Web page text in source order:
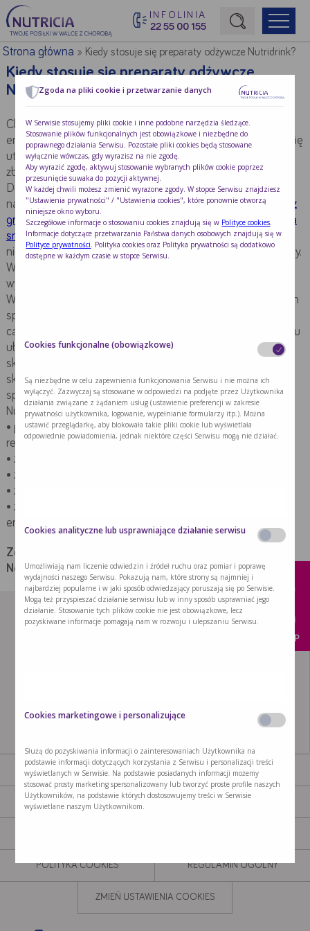
INFOLINIA
22 55 00 155
Początek treści głównej
Strona główna » Kiedy stosuje się preparaty odżywcze Nutridrink?
Kiedy stosuje się preparaty odżywcze
Nutridrink?
Choroba, uraz lub operacja zwiększają zapotrzebowanie
energetyczne, a jednocześnie często u pacjentów pojawia się
utrata apetytu lub inny powód, którego konsekwencją jest
zbyt niskie w stosunku do potrzeb spożycie pokarmu.
Do problemów z jedzeniem spowodowanych chorobą
należą: zmniejszony apetyt, niechęć do jedzenia,problemy z
gryzieniem, problemy z połykaniem,zaburzenia odczuwania
smakui zapachu, ból przy jedzeniu, suchość w jamie ustnej,
niemożność spożycia posiłku, osłabienie, drżenia, niedowłady.
W rezultacie chory słabnie i gorzej reaguje na leczenie,
wydłuża się czas hospitalizacji i rekonwalescencji.
W takim wypadku preparaty odżywcze Nutridrink są dobrym
sposobem na zwiększenie wartości odżywczej
całodziennego wyżywienia chorego. Płynna forma preparatu
ułatwia spożycie – pacjent nie musi gryźć i przeżuwać, a
skondensowana formuła zapewnia dużą ilość energii i
składników odżywczych w małej, a przez to łatwiejszej do
spożycia, objętości.
Nutridrink należy podawać u pacjentów:
• przed i po zabiegach operacyjnych, oraz w okresie
rekonwalescencji,
• z porażeniem mózgowym,
• zaburzeniami żucia i połykania,
• z brakiem apetytu o różnej etiologii,
• ze zwiększonym zapotrzebowaniem białkowo-
energetycznym.
Zobacz wszystkie pytania i odpowiedzi dotyczące
Neurologii:FAQ Udar,FAQ Alzheimer
AKTUALNOŚCI PRODUKTY
GDZIE KUPIĆ
POLITYKA COOKIES REGULAMIN OGÓLNY
ZMIEŃ USTAWIENIA COOKIES
KUP
Zgoda na pliki cookie i przetwarzanie danych
W Serwisie stosujemy pliki cookie i inne podobne narzędzia śledzące.
Stosowanie plików funkcjonalnych jest obowiązkowe i niezbędne do
poprawnego działania Serwisu. Pozostałe pliki cookies będą stosowane
wyłącznie wówczas, gdy wyrazisz na nie zgodę.
Aby wyrazić zgodę, aktywuj stosowanie wybranych plików cookie poprzez
przesunięcie suwaka do pozycji aktywnej.
W każdej chwili możesz zmienić wyrażone zgody. W stopce Serwisu znajdziesz
"Ustawienia prywatności" / "Ustawienia cookies", które ponownie otworzą
niniejsze okno wyboru.
Szczegółowe informacje o stosowaniu cookies znajdują się w Polityce cookies
Informacje dotyczące przetwarzania Państwa danych osobowych znajdują się w
Polityce prywatności . Polityka cookies oraz Polityka prywatności są dodatkowo
dostępne w każdym czasie w stopce Serwisu.
Cookies funkcjonalne (obowiązkowe)
Są niezbędne w celu zapewnienia funkcjonowania Serwisu i nie można ich
wyłączyć. Zazwyczaj są stosowane w odpowiedzi na podjęte przez Użytkownika
działania związane z żądaniem usług (ustawienie preferencji w zakresie
prywatności użytkownika, logowanie, wypełnianie formularzy itp.). Można
ustawić przeglądarkę, aby blokowała takie pliki cookie lub wyświetlała
odpowiednie powiadomienia, jednak niektóre części Serwisu mogą nie działać.
Cookies analityczne lub usprawniające działanie serwisu
Umożliwiają nam liczenie odwiedzin i źródeł ruchu oraz pomiar i poprawę
wydajności naszego Serwisu. Pokazują nam, które strony są najmniej i
najbardziej popularne i w jaki sposób odwiedzający poruszają się po Serwisie.
Mogą też przyspieszać działanie serwisu lub w inny sposób usprawniać jego
działanie. Stosowanie tych plików cookie nie jest obowiązkowe, lecz
pozyskiwane informacje pomagają nam w rozwoju i ulepszaniu Serwisu.
Cookies marketingowe i personalizujące
Służą do pozyskiwania informacji o zainteresowaniach Użytkownika na
podstawie informacji dotyczących korzystania z Serwisu i personalizacji treści
wyświetlanych w Serwisie. Na podstawie posiadanych informacji możemy
stosować prosty marketing spersonalizowany lub tworzyć proste profile naszych
Użytkowników, na podstawie których dostosowujemy treści w Serwisie
wyświetlane naszym Użytkownikom.
Cookies retargetingowe innych podmiotów (third party
cookies) lub inne narzędzia trackujące